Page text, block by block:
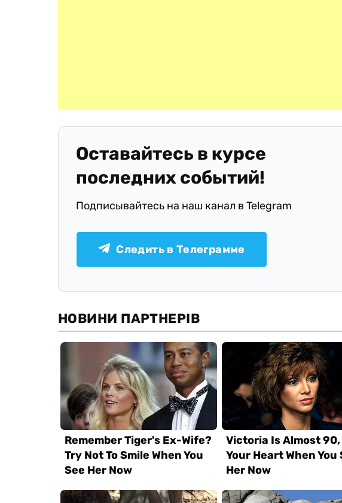
Оставайтесь в курсе
последних событий!
Подписывайтесь на наш канал в Telegram
Следить в Телеграмме